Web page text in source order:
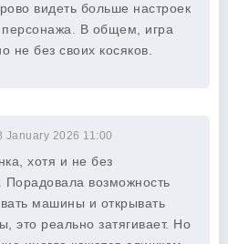
видеть больше настроек
персонажа. В общем, игра
не без своих косяков.
January 2026 11:00
хотя и не без
Порадовала возможность
машины и открывать
это реально затягивает. Но